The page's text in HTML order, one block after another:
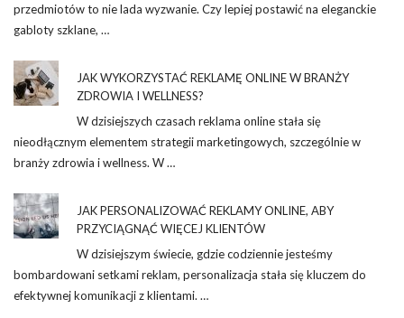
przedmiotów to nie lada wyzwanie. Czy lepiej postawić na eleganckie
gabloty szklane, …
JAK WYKORZYSTAĆ REKLAMĘ ONLINE W BRANŻY
ZDROWIA I WELLNESS?
W dzisiejszych czasach reklama online stała się
nieodłącznym elementem strategii marketingowych, szczególnie w
branży zdrowia i wellness. W …
JAK PERSONALIZOWAĆ REKLAMY ONLINE, ABY
PRZYCIĄGNĄĆ WIĘCEJ KLIENTÓW
W dzisiejszym świecie, gdzie codziennie jesteśmy
bombardowani setkami reklam, personalizacja stała się kluczem do
efektywnej komunikacji z klientami. …